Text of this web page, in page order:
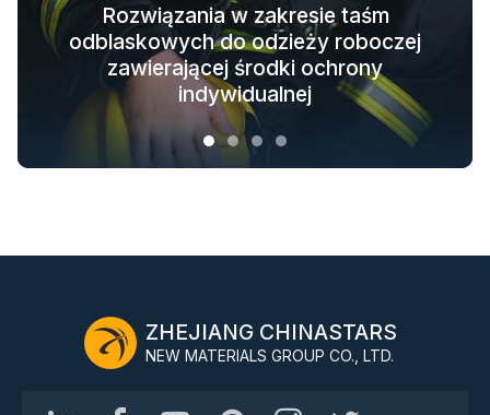
Rozwiązania w zakresie taśm
odblaskowych do odzieży roboczej
zawierającej środki ochrony
indywidualnej
Odblaskowe rozwiązania tekstylne
dla modnej odzieży outdoorowej
Świecące w ciemności rozwiązania
materiałowe do odzieży wierzchniej
Rozwiązania w zakresie odzieży
ochronnej dla całego łańcucha
branżowego
ZHEJIANG CHINASTARS
NEW MATERIALS GROUP CO., LTD.